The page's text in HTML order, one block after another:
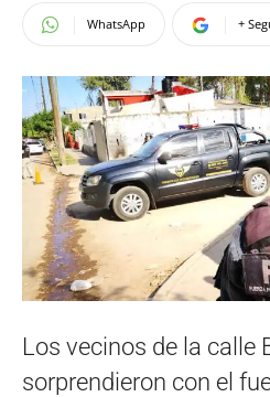
WhatsApp +
Los vecinos de la calle
sorprendieron con el